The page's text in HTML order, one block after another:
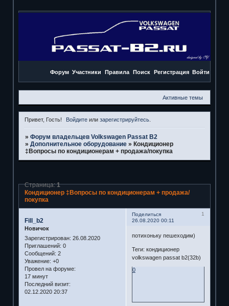
Форум Участники Правила Поиск Регистрация Войти
Активные темы
Привет, Гость! Войдите илизарегистрируйтесь
» Форум владельцев Volkswagen Passat B2
» Дополнительное оборудование » Кондиционер
‡Вопросы по кондиционерам + продажа/покупка
Кондиционер ‡Вопросы по кондиционерам + продажа/
покупка
Страница:1
Поделиться
1
26.08.2020 00:11
Fill_b2
Новичок
Зарегистрирован: 26.08.2020
Приглашений: 0
Сообщений: 2
Уважение: +0
Провел на форуме:
17 минут
Последний визит:
02.12.2020 20:37
потихоньку пешеходим)
Теги: кондиционер
volkswagen passat b2(32b)
0